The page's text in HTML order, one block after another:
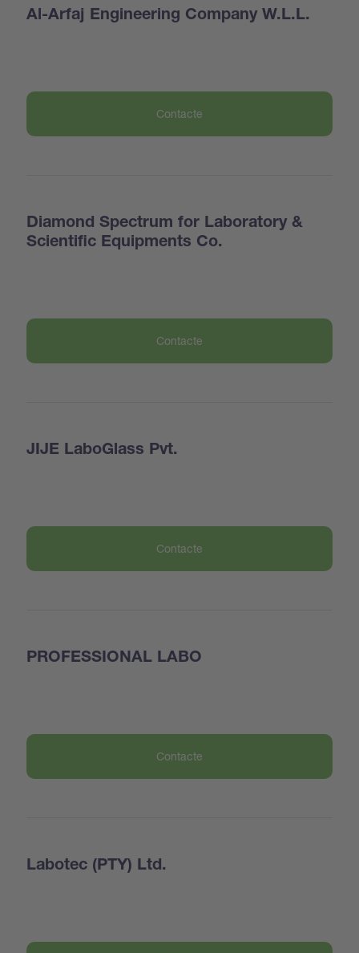
Al-Arfaj Engineering Company W.L.L.
Contacte
Diamond Spectrum for Laboratory &
Scientific Equipments Co.
Contacte
JIJE LaboGlass Pvt.
Contacte
PROFESSIONAL LABO
Contacte
Labotec (PTY) Ltd.